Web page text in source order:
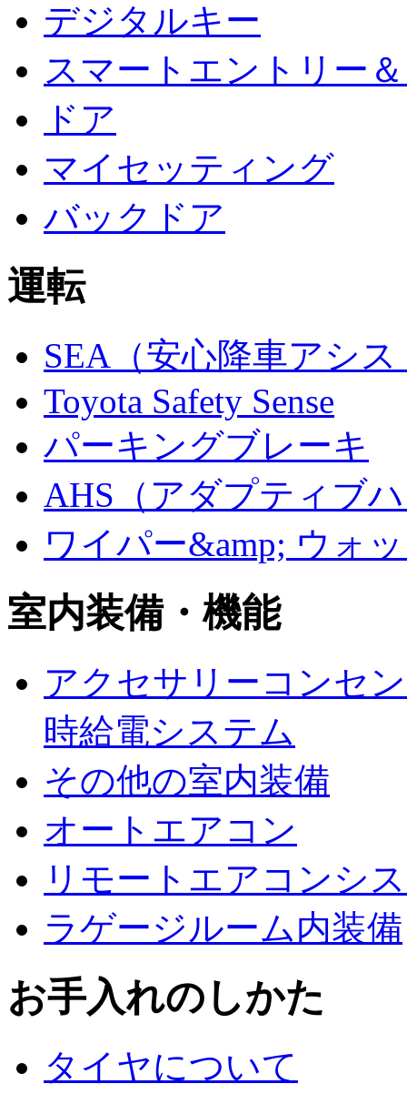
デジタルキー
スマートエントリー
ドア
マイセッティング
バックドア
運転
SEA（安心降車アシス
Toyota Safety Sense
パーキングブレーキ
AHS（アダプティブ
ワイパー&amp; ウォ
室内装備・機能
アクセサリーコンセ
時給電システム
その他の室内装備
オートエアコン
リモートエアコンシ
ラゲージルーム内装備
お手入れのしかた
タイヤについて